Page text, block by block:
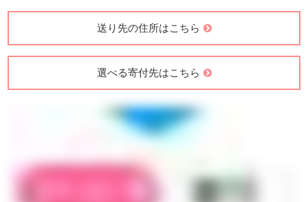
送り先の住所はこちら
選べる寄付先はこちら